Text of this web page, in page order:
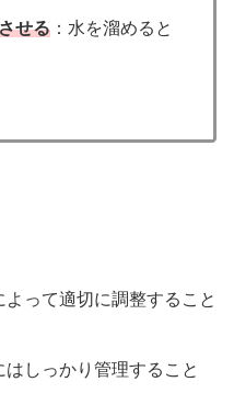
せる ：水を溜めると
って適切に調整すること
しっかり管理すること